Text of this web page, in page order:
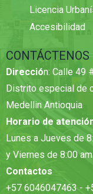
Licencia
Accesibilidad
CONTÁCTENOS
Dirección: Calle 49
Distrito especial de
Medellin Antioquia
Horario de
Lunes a Jueves de
y Viernes de 8:00
Contactos
+57 6046047463 -